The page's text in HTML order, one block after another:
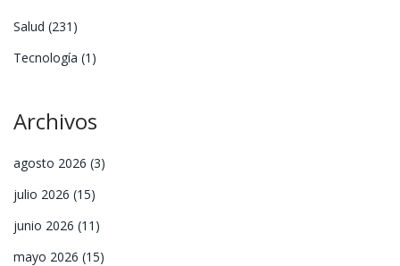
Salud (231)
Tecnología (1)
Archivos
agosto 2026 (3)
julio 2026 (15)
junio 2026 (11)
mayo 2026 (15)